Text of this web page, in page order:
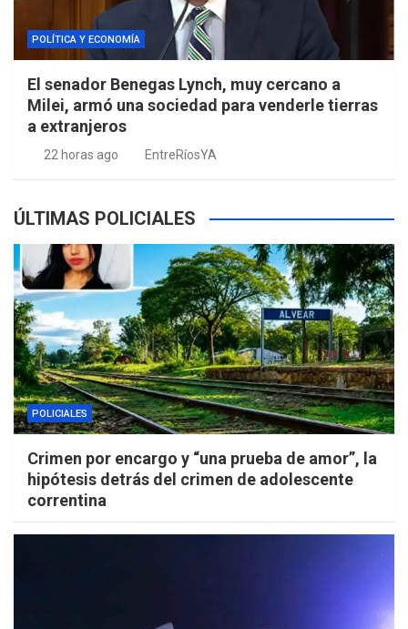
POLÍTICA Y ECONOMÍA
El senador Benegas Lynch, muy cercano a
Milei, armó una sociedad para venderle tierras
a extranjeros
22 horas ago EntreRíosYA
ÚLTIMAS POLICIALES
POLICIALES
Crimen por encargo y “una prueba de amor”, la
hipótesis detrás del crimen de adolescente
correntina